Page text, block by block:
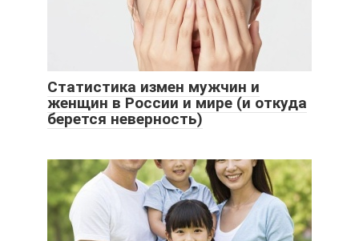
Статистика измен мужчин и
женщин в России и мире (и откуда
берется неверность)